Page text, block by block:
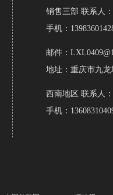
销售三部 联系人
手机：
邮件：
地址：重庆市九
西南地区 联系人
手机：